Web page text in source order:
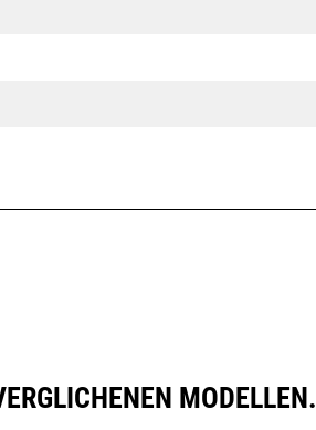
MODELLEN.